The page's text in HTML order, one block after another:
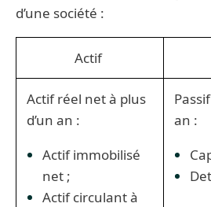
d’une société :
Actif
Actif réel net à plus
d’un an :
Actif immobilisé
net ;
Actif circulant à
an :